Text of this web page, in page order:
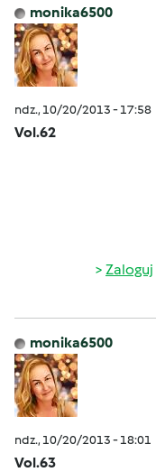
monika6500
ndz., 10/20/2013 - 17:58
Vol.62
Zaloguj
monika6500
ndz., 10/20/2013 - 18:01
Vol.63